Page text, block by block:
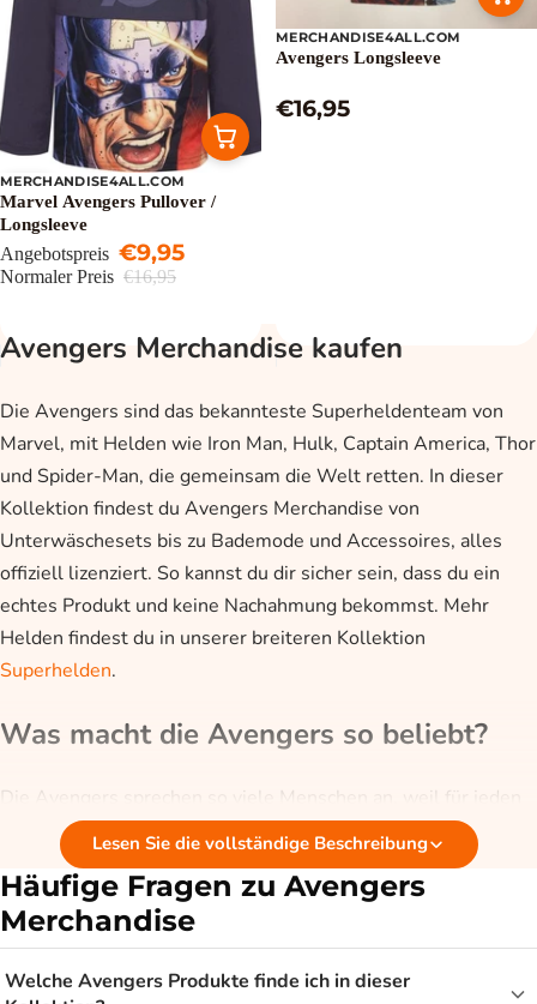
Sale
MERCHANDISE4ALL.COM
Marvel Avengers Pullover /
Longsleeve
Angebotspreis €9,95
Normaler Preis €16,95
MERCHANDISE4ALL.COM
Avengers Longsleeve
€16,95
Avengers Merchandise kaufen
Die Avengers sind das bekannteste Superheldenteam von
Marvel, mit Helden wie Iron Man, Hulk, Captain America, Thor
und Spider-Man, die gemeinsam die Welt retten. In dieser
Kollektion findest du Avengers Merchandise von
Unterwäschesets bis zu Bademode und Accessoires, alles
offiziell lizenziert. So kannst du dir sicher sein, dass du ein
echtes Produkt und keine Nachahmung bekommst. Mehr
Helden findest du in unserer breiteren Kollektion
Superhelden.
Was macht die Avengers so beliebt?
Die Avengers sprechen so viele Menschen an, weil für jeden
ein Lieblingsheld dabei ist. Der eine mag die rohe Kraft von
Hulk, der andere die clevere Technik von Iron Man, den
Donner von Thor oder das Schild von Captain America.
Gemeinsam stehen sie für Mut, Freundschaft und die Stärke
spricht viele an. Gerade diese Kombination aus Action und
Lesen Sie die vollständige Beschreibung
Häufige Fragen zu Avengers
Merchandise
Welche Avengers Produkte finde ich in dieser